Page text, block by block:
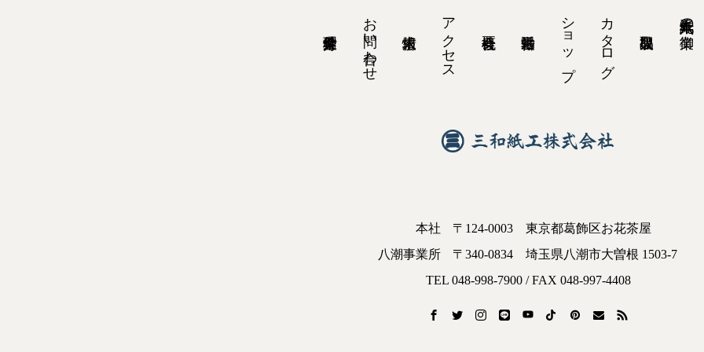
紙工六十九年の御業
カタログ
ショップ
アクセス
お問い合わせ
本社 〒124-0003
東京都葛飾区お花茶屋
八潮事業所
〒340-0834
埼玉県八潮市大曽根 1503-7
TEL 048-998-7900 / FAX 048-997-4408